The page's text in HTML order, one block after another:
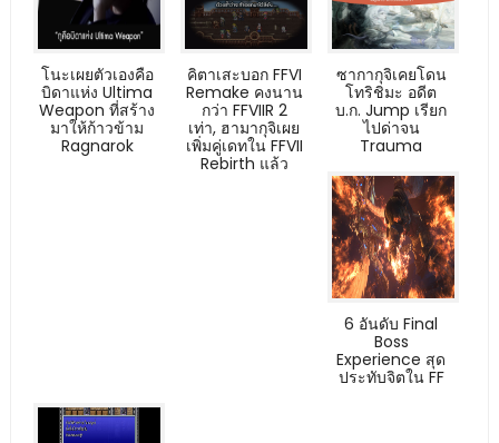
โนะเผยตัวเองคือ
บิดาแห่ง Ultima
Weapon ที่สร้าง
มาให้ก้าวข้าม
Ragnarok
คิตาเสะบอก FFVI
Remake คงนาน
กว่า FFVIIR 2
เท่า, ฮามากุจิเผย
เพิ่มคู่เดทใน FFVII
Rebirth แล้ว
ซากากุจิเคยโดน
โทริชิมะ อดีต
บ.ก. Jump เรียก
ไปด่าจน
Trauma
6 อันดับ Final
Boss
Experience สุด
ประทับจิตใน FF